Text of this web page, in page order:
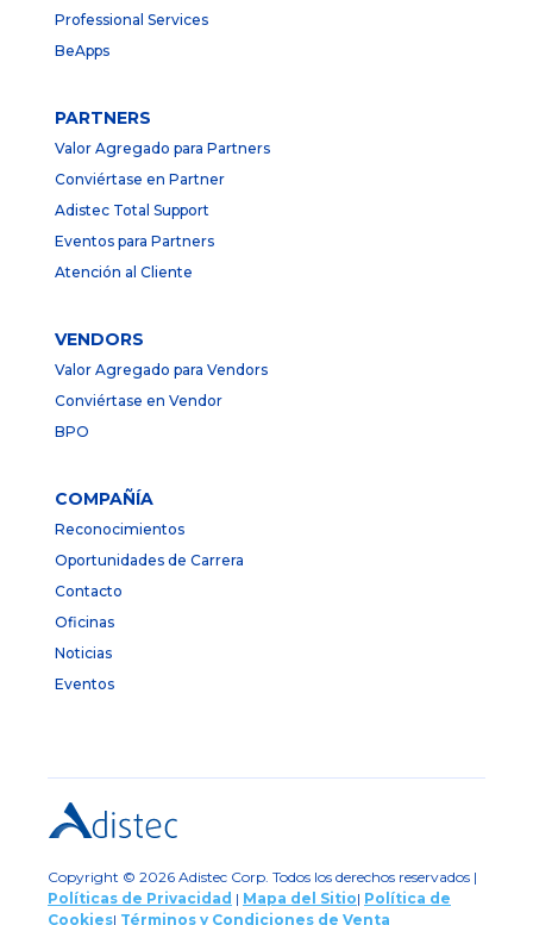
Professional Services
BeApps
PARTNERS
Valor Agregado para Partners
Conviértase en Partner
Adistec Total Support
Eventos para Partners
Atención al Cliente
VENDORS
Valor Agregado para Vendors
Conviértase en Vendor
BPO
COMPAÑÍA
Reconocimientos
Oportunidades de Carrera
Contacto
Oficinas
Noticias
Eventos
Copyright © 2026 Adistec Corp. Todos los derechos reservados |
Políticas de Privacidad | Mapa del Sitio| Política de
Cookies| Términos y Condiciones de Venta